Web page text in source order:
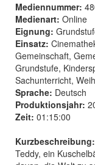
Mediennummer:
Medienart: Online
Eignung:
Einsatz:
Gemeinschaft,
Grundstufe,
Sachunterricht,
Sprache: Deutsch
Produktionsjahr:
Zeit: 01:15:00
Kurzbeschreibung:
Teddy, ein